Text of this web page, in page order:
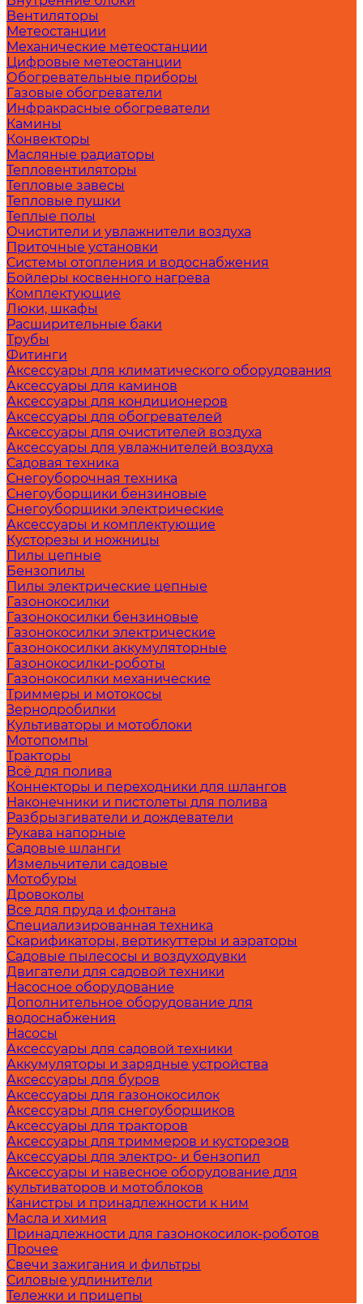
Вентиляторы
Метеостанции
Механические метеостанции
Цифровые метеостанции
Обогревательные приборы
Газовые обогреватели
Инфракрасные обогреватели
Камины
Конвекторы
Масляные радиаторы
Тепловентиляторы
Тепловые завесы
Тепловые пушки
Теплые полы
Очистители и увлажнители воздуха
Приточные установки
Системы отопления и водоснабжения
Бойлеры косвенного нагрева
Комплектующие
Люки, шкафы
Расширительные баки
Трубы
Фитинги
Аксессуары для климатического оборудования
Аксессуары для каминов
Аксессуары для кондиционеров
Аксессуары для обогревателей
Аксессуары для очистителей воздуха
Аксессуары для увлажнителей воздуха
Садовая техника
Снегоуборочная техника
Снегоуборщики бензиновые
Снегоуборщики электрические
Аксессуары и комплектующие
Кусторезы и ножницы
Пилы цепные
Бензопилы
Пилы электрические цепные
Газонокосилки
Газонокосилки бензиновые
Газонокосилки электрические
Газонокосилки аккумуляторные
Газонокосилки-роботы
Газонокосилки механические
Триммеры и мотокосы
Зернодробилки
Культиваторы и мотоблоки
Мотопомпы
Тракторы
Всё для полива
Коннекторы и переходники для шлангов
Наконечники и пистолеты для полива
Разбрызгиватели и дождеватели
Рукава напорные
Садовые шланги
Измельчители садовые
Мотобуры
Дровоколы
Все для пруда и фонтана
Специализированная техника
Скарификаторы, вертикуттеры и аэраторы
Садовые пылесосы и воздуходувки
Двигатели для садовой техники
Насосное оборудование
Дополнительное оборудование для
водоснабжения
Насосы
Аксессуары для садовой техники
Аккумуляторы и зарядные устройства
Аксессуары для буров
Аксессуары для газонокосилок
Аксессуары для снегоуборщиков
Аксессуары для тракторов
Аксессуары для триммеров и кусторезов
Аксессуары для электро- и бензопил
Аксессуары и навесное оборудование для
культиваторов и мотоблоков
Канистры и принадлежности к ним
Масла и химия
Принадлежности для газонокосилок-роботов
Прочее
Свечи зажигания и фильтры
Силовые удлинители
Тележки и прицепы